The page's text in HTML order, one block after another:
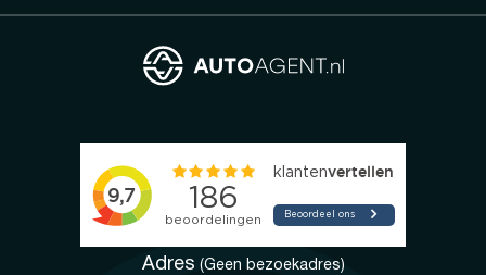
Adres (Geen bezoekadres)